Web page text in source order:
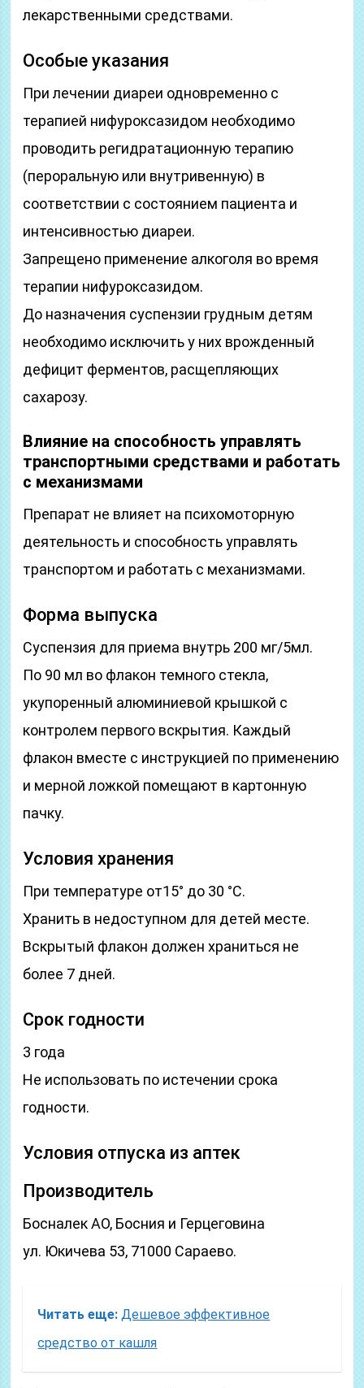
лекарственными средствами.
Особые указания
При лечении диареи одновременно с
терапией нифуроксазидом необходимо
проводить регидратационную терапию
(пероральную или внутривенную) в
соответствии с состоянием пациента и
интенсивностью диареи.
Запрещено применение алкоголя во время
терапии нифуроксазидом.
До назначения суспензии грудным детям
необходимо исключить у них врожденный
дефицит ферментов, расщепляющих
сахарозу.
Влияние на способность управлять
транспортными средствами и работать
с механизмами
Препарат не влияет на психомоторную
деятельность и способность управлять
транспортом и работать с механизмами.
Форма выпуска
Суспензия для приема внутрь 200 мг/5мл.
По 90 мл во флакон темного стекла,
укупоренный алюминиевой крышкой с
контролем первого вскрытия. Каждый
флакон вместе с инструкцией по применению
и мерной ложкой помещают в картонную
пачку.
Условия хранения
При температуре от15° до 30 °С.
Хранить в недоступном для детей месте.
Вскрытый флакон должен храниться не
более 7 дней.
Срок годности
3 года
Не использовать по истечении срока
годности.
Условия отпуска из аптек
Производитель
Босналек АО, Босния и Герцеговина
ул. Юкичева 53, 71000 Сараево.
Читать еще: Дешевое эффективное
средство от кашля